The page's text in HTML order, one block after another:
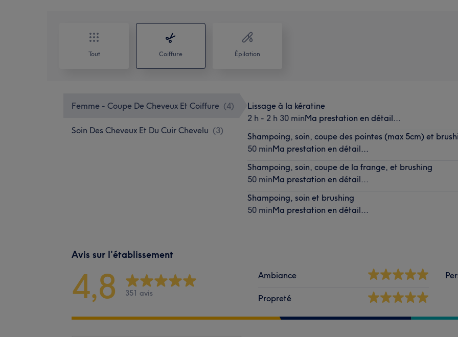
Tout Coiffure Épilation
Femme - Coupe De Cheveux Et Coiffure (4)
Soin Des Cheveux Et Du Cuir Chevelu (3)
Lissage à la kératine
2 h - 2 h 30 minMa prestation en détail...
Shampoing, soin, coupe des pointes (max 5cm) et
50 minMa prestation en détail...
Shampoing, soin, coupe de la frange, et brushing
50 minMa prestation en détail...
Shampoing, soin et brushing
50 minMa prestation en détail...
Avis sur l'établissement
4,8 351 avis
Ambiance
Propreté